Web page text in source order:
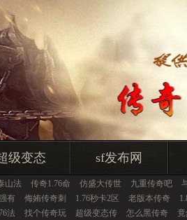
级变态 sf发布网
山法 传奇1.76命 仿盛大传世 九重传奇吧
有 侮姷传奇刺 1.76秒卡2区 老版本传奇
法 找个传奇玩 超级变态传 怎么黑传奇